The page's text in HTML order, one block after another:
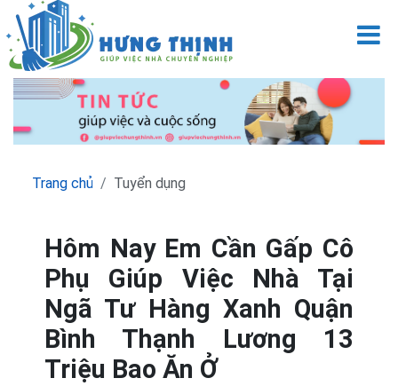
Trang chủ Tuyển dụng
Hôm Nay Em Cần Gấp Cô
Phụ Giúp Việc Nhà Tại
Ngã Tư Hàng Xanh Quận
Bình Thạnh Lương 13
Triệu Bao Ăn Ở